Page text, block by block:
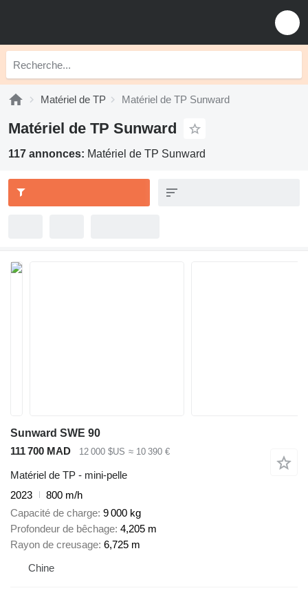
Matériel de TP Matériel de TP Sunward
Matériel de TP Sunward
117 annonces: Matériel de TP Sunward
Sunward SWE 90
111 700 MAD
12 000 $US ≈ 10 390 €
Matériel de TP - mini-pelle
2023
800 m/h
Capacité de charge 9 000 kg
Profondeur de bêchage 4,205 m
Rayon de creusage 6,725 m
Chine